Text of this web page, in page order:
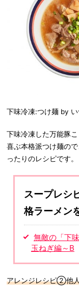
下味冷凍:つけ麺 by
下味冷凍した万能豚
喜ぶ本格派つけ麺の
ったりのレシピです。
スープレシ
格ラーメン
無敵の「下
玉ねぎ編～B
アレンジレシピ②他